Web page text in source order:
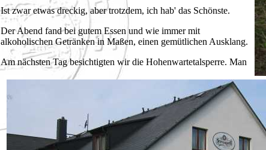
Ist zwar etwas dreckig, aber trotzdem, ich hab' das Schönste.
Der Abend fand bei gutem Essen und wie immer mit
alkoholischen Getränken in Maßen, einen gemütlichen Ausklang.
Am nächsten Tag besichtigten wir die Hohenwartetalsperre. Man